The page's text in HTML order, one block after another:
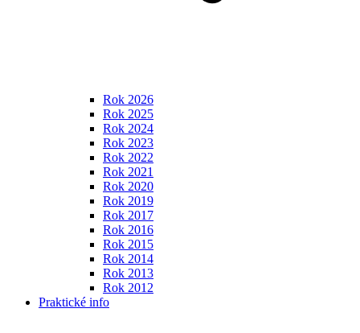
Rok 2026
Rok 2025
Rok 2024
Rok 2023
Rok 2022
Rok 2021
Rok 2020
Rok 2019
Rok 2017
Rok 2016
Rok 2015
Rok 2014
Rok 2013
Rok 2012
Praktické info